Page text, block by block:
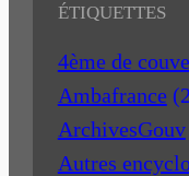
ÉTIQUETTES
4ème de
Ambafrance
ArchivesGouv
Autres